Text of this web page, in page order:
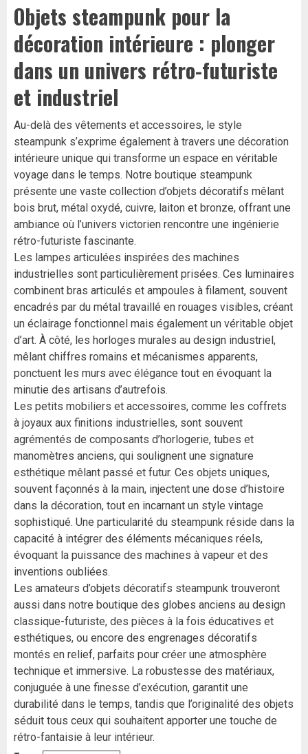
Objets steampunk pour la
décoration intérieure : plonger
dans un univers rétro-futuriste
et industriel
Au-delà des vêtements et accessoires, le style
steampunk s’exprime également à travers une décoration
intérieure unique qui transforme un espace en véritable
voyage dans le temps. Notre boutique steampunk
présente une vaste collection d’objets décoratifs mêlant
bois brut, métal oxydé, cuivre, laiton et bronze, offrant une
ambiance où l’univers victorien rencontre une ingénierie
rétro-futuriste fascinante.
Les lampes articulées inspirées des machines
industrielles sont particulièrement prisées. Ces luminaires
combinent bras articulés et ampoules à filament, souvent
encadrés par du métal travaillé en rouages visibles, créant
un éclairage fonctionnel mais également un véritable objet
d’art. À côté, les horloges murales au design industriel,
mêlant chiffres romains et mécanismes apparents,
ponctuent les murs avec élégance tout en évoquant la
minutie des artisans d’autrefois.
Les petits mobiliers et accessoires, comme les coffrets
à joyaux aux finitions industrielles, sont souvent
agrémentés de composants d’horlogerie, tubes et
manomètres anciens, qui soulignent une signature
esthétique mêlant passé et futur. Ces objets uniques,
souvent façonnés à la main, injectent une dose d’histoire
dans la décoration, tout en incarnant un style vintage
sophistiqué. Une particularité du steampunk réside dans la
capacité à intégrer des éléments mécaniques réels,
évoquant la puissance des machines à vapeur et des
inventions oubliées.
Les amateurs d’objets décoratifs steampunk trouveront
aussi dans notre boutique des globes anciens au design
classique-futuriste, des pièces à la fois éducatives et
esthétiques, ou encore des engrenages décoratifs
montés en relief, parfaits pour créer une atmosphère
technique et immersive. La robustesse des matériaux,
conjuguée à une finesse d’exécution, garantit une
durabilité dans le temps, tandis que l’originalité des objets
séduit tous ceux qui souhaitent apporter une touche de
rétro-fantaisie à leur intérieur.